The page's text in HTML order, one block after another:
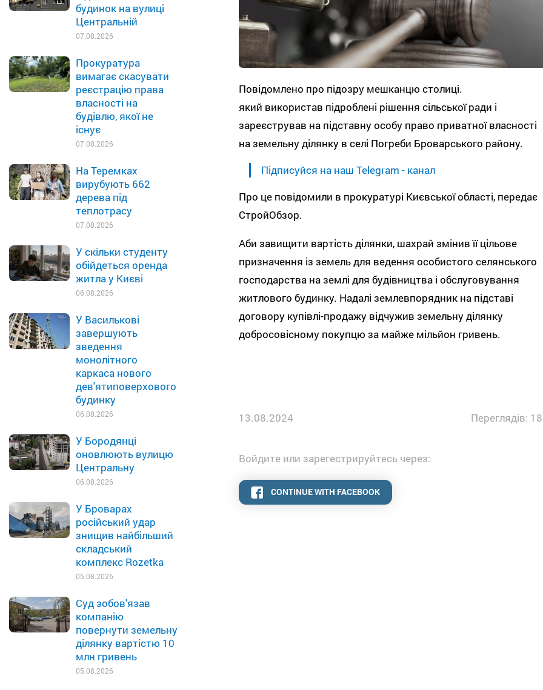
будинок на вулиці
Центральній
07.08.2026
Прокуратура
вимагає скасувати
реєстрацію права
власності на
будівлю, якої не
існує
07.08.2026
На Теремках
вирубують 662
дерева під
теплотрасу
07.08.2026
У скільки студенту
обійдеться оренда
житла у Києві
06.08.2026
У Василькові
завершують
зведення
монолітного
каркаса нового
дев'ятиповерхового
будинку
06.08.2026
У Бородянці
оновлюють вулицю
Центральну
06.08.2026
У Броварах
російський удар
знищив найбільший
складський
комплекс Rozetka
05.08.2026
Суд зобов'язав
компанію
повернути земельну
ділянку вартістю 10
млн гривень
05.08.2026
Повідомлено про підозру мешканцю столиці.
який використав підроблені рішення сільської ради і
зареєстрував на підставну особу право приватної власності
на земельну ділянку в селі Погреби Броварського району.
Підписуйся на наш Telegram - канал
Про це повідомили в прокуратурі Києвської області, передає
СтройОбзор.
Аби завищити вартість ділянки, шахрай змінив її цільове
призначення із земель для ведення особистого селянського
господарства на землі для будівництва і обслуговування
житлового будинку. Надалі землевпорядник на підставі
договору купівлі-продажу відчужив земельну ділянку
добросовісному покупцю за майже мільйон гривень.
13.08.2024 Переглядів:
Войдите или зарегестрируйтесь через:
CONTINUE WITH FACEBOOK